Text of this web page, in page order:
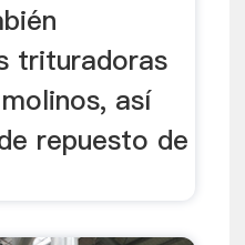
trituradoras
así
repuesto de